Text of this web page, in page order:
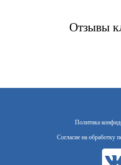
Отзывы
Политика
Согласие на обработку